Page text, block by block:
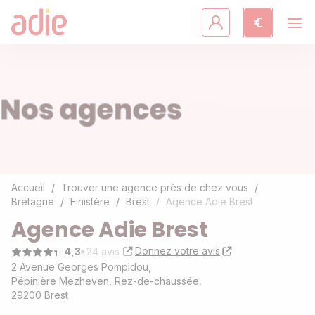
Accompagnement
Agir avec l'Adie
Découvrir l'Adie
Accueil
Trouver une agence près de chez vous
Bretagne
Finistère Brest Agence Adie Brest
Agence Adie Brest
4,3 24 avis
Donnez votre avis
2 Avenue Georges Pompidou,
Pépinière Mezheven, Rez-de-chaussée,
29200 Brest